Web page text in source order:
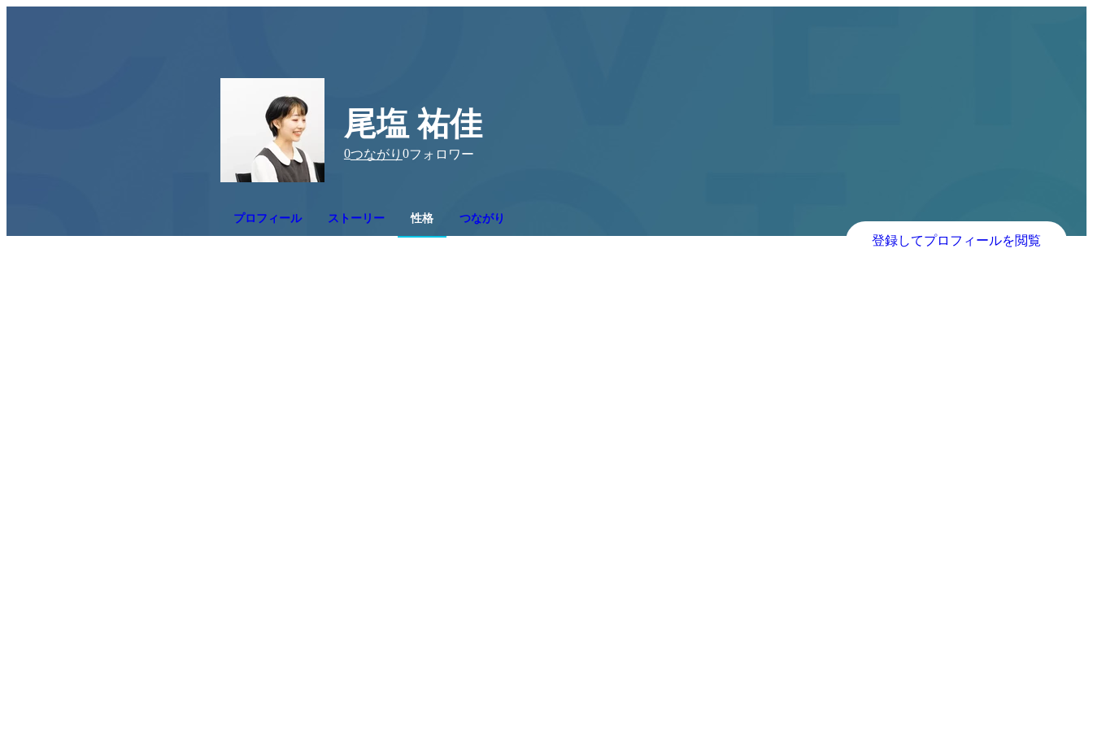
尾塩 祐佳
0つながり 0フォロワー
プロフィール ストーリー 性格 つながり
登録してプロフィールを閲覧